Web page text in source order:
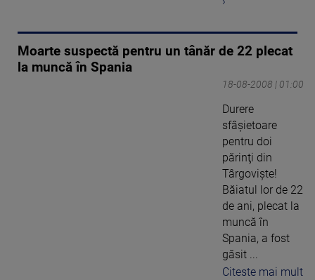
Moarte suspectă pentru un tânăr de 22 plecat
la muncă în Spania
18-08-2008 | 01:00
Durere
sfâşietoare
pentru doi
părinţi din
Târgovişte!
Băiatul lor de 22
de ani, plecat la
muncă în
Spania, a fost
găsit ...
Citeste mai mult